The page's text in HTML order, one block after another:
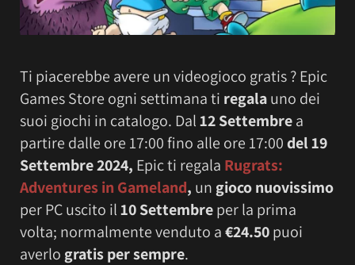
Ti piacerebbe avere un videogioco gratis ? Epic
Games Store ogni settimana ti regalauno dei
suoi giochi in catalogo. Dal12 Settembrea
partire dalle ore 17:00 fino alle ore 17:00del 19
Settembre 2024, Epic ti regala Rugrats:
Adventures in Gameland, un gioco nuovissimo
per PC uscito il10 Settembreper la prima
volta; normalmente venduto a€24.50puoi
averlo gratis per sempre.